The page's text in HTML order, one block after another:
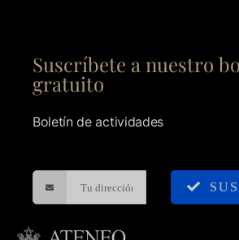
Suscríbete a nuestro
gratuito
Boletín de actividades